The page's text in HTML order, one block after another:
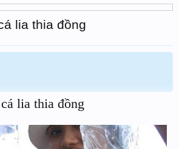
lia thia đồng
lia thia đồng